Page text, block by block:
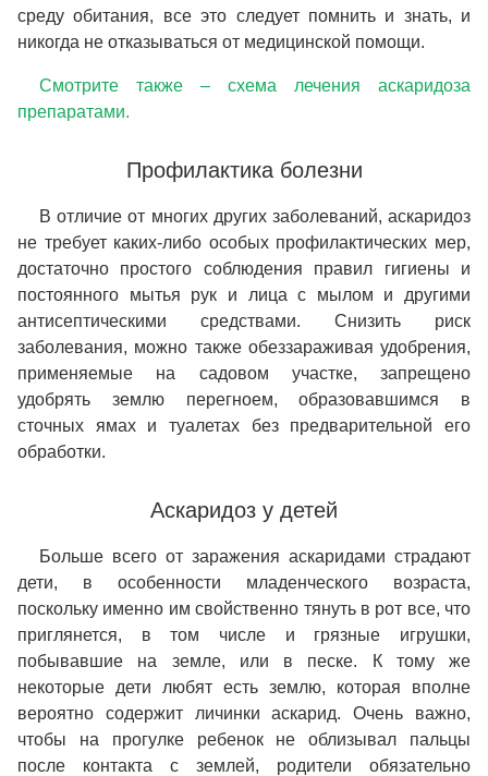
среду обитания, все это следует помнить и знать, и
никогда не отказываться от медицинской помощи.
Смотрите также – схема лечения аскаридоза
препаратами.
Профилактика болезни
В отличие от многих других заболеваний, аскаридоз
не требует каких-либо особых профилактических мер,
достаточно простого соблюдения правил гигиены и
постоянного мытья рук и лица с мылом и другими
антисептическими средствами. Снизить риск
заболевания, можно также обеззараживая удобрения,
применяемые на садовом участке, запрещено
удобрять землю перегноем, образовавшимся в
сточных ямах и туалетах без предварительной его
обработки.
Аскаридоз у детей
Больше всего от заражения аскаридами страдают
дети, в особенности младенческого возраста,
поскольку именно им свойственно тянуть в рот все, что
приглянется, в том числе и грязные игрушки,
побывавшие на земле, или в песке. К тому же
некоторые дети любят есть землю, которая вполне
вероятно содержит личинки аскарид. Очень важно,
чтобы на прогулке ребенок не облизывал пальцы
после контакта с землей, родители обязательно